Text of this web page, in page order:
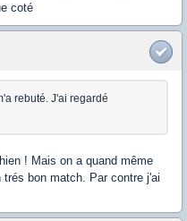
coté
rebuté. J'ai regardé
! Mais on a quand même
bon match. Par contre j'ai